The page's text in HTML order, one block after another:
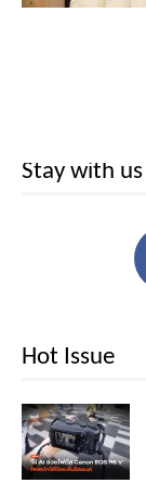
Stay with us
Hot Issue